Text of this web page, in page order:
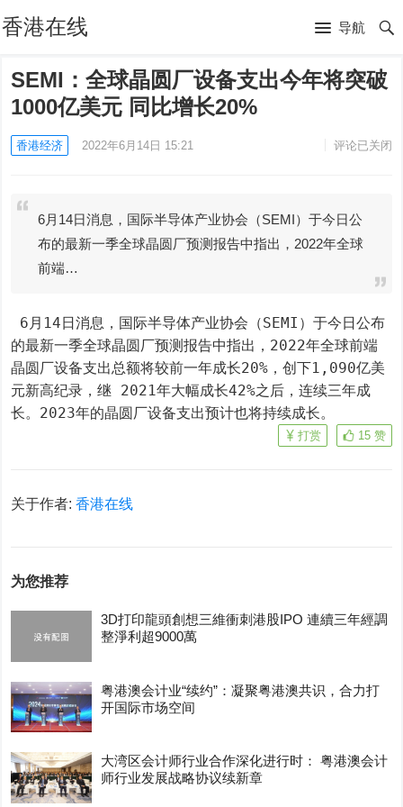
香港在线 导航
SEMI：全球晶圆厂设备支出今年将突破
1000亿美元 同比增长20%
香港经济 2022年6月14日 15:21 评论已关闭
6月14日消息，国际半导体产业协会（SEMI）于今日公
布的最新一季全球晶圆厂预测报告中指出，2022年全球
前端…
的最新一季全球晶圆厂预测报告中指出，2022年全球前端
晶圆厂设备支出总额将较前一年成长20%，创下1,090亿美
元新高纪录，继 2021年大幅成长42%之后，连续三年成
长。2023年的晶圆厂设备支出预计也将持续成长。
15 赞
打赏
关于作者:香港在线
为您推荐
3D打印龍頭創想三維衝刺港股IPO 連續三年經調
整淨利超9000萬
粤港澳会计业“续约”：凝聚粤港澳共识，合力打
开国际市场空间
大湾区会计师行业合作深化进行时： 粤港澳会计
师行业发展战略协议续新章